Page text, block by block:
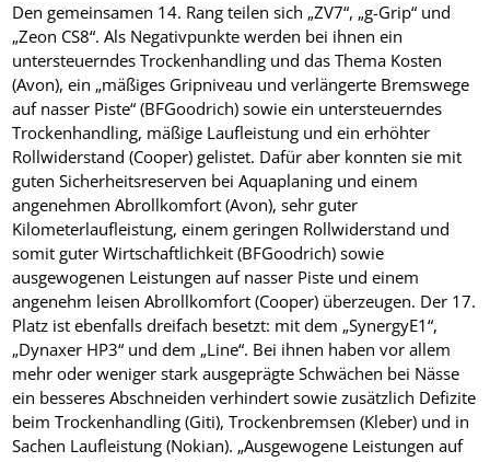
Den gemeinsamen 14. Rang teilen sich „ZV7“, „g-Grip“ und
„Zeon CS8“. Als Negativpunkte werden bei ihnen ein
untersteuerndes Trockenhandling und das Thema Kosten
(Avon), ein „mäßiges Gripniveau und verlängerte Bremswege
auf nasser Piste“ (BFGoodrich) sowie ein untersteuerndes
Trockenhandling, mäßige Laufleistung und ein erhöhter
Rollwiderstand (Cooper) gelistet. Dafür aber konnten sie mit
guten Sicherheitsreserven bei Aquaplaning und einem
angenehmen Abrollkomfort (Avon), sehr guter
Kilometerlaufleistung, einem geringen Rollwiderstand und
somit guter Wirtschaftlichkeit (BFGoodrich) sowie
ausgewogenen Leistungen auf nasser Piste und einem
angenehm leisen Abrollkomfort (Cooper) überzeugen. Der 17.
Platz ist ebenfalls dreifach besetzt: mit dem „SynergyE1“,
„Dynaxer HP3“ und dem „Line“. Bei ihnen haben vor allem
mehr oder weniger stark ausgeprägte Schwächen bei Nässe
ein besseres Abschneiden verhindert sowie zusätzlich Defizite
beim Trockenhandling (Giti), Trockenbremsen (Kleber) und in
Sachen Laufleistung (Nokian). „Ausgewogene Leistungen auf